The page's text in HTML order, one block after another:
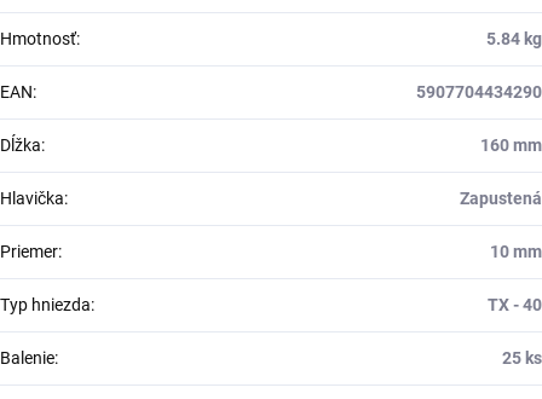
Hmotnosť: 5.84 kg
EAN: 5907704434290
Dĺžka: 160 mm
Hlavička: Zapustená
Priemer: 10 mm
Typ hniezda: TX - 40
Balenie: 25 ks